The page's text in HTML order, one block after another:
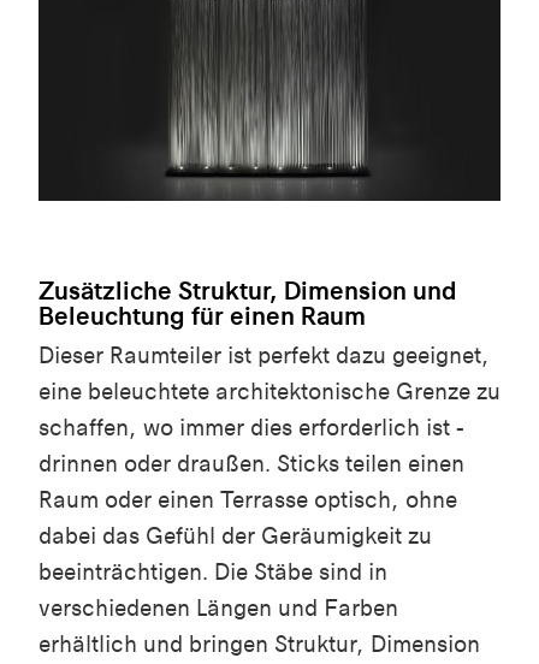
Zusätzliche Struktur, Dimension und
Beleuchtung für einen Raum
Dieser Raumteiler ist perfekt dazu geeignet,
eine beleuchtete architektonische Grenze zu
schaffen, wo immer dies erforderlich ist -
drinnen oder draußen. Sticks teilen einen
Raum oder einen Terrasse optisch, ohne
dabei das Gefühl der Geräumigkeit zu
beeinträchtigen. Die Stäbe sind in
verschiedenen Längen und Farben
erhältlich und bringen Struktur, Dimension